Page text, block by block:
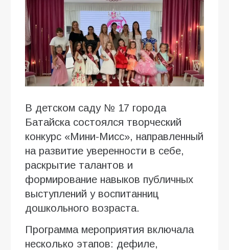
В детском саду № 17 города
Батайска состоялся творческий
конкурс «Мини-Мисс», направленный
на развитие уверенности в себе,
раскрытие талантов и
формирование навыков публичных
выступлений у воспитанниц
дошкольного возраста.
Программа мероприятия включала
несколько этапов: дефиле,